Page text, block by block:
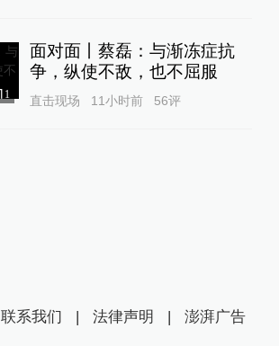
1
面对面丨蔡磊：与渐冻症抗
争，纵使不敌，也不屈服
直击现场 11小时前 56评
联系我们 | 法律声明 | 澎湃广告